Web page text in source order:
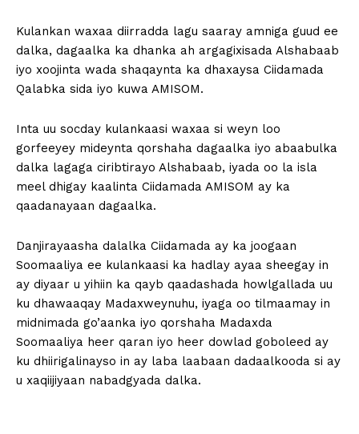
Kulankan waxaa diirradda lagu saaray amniga guud ee
dalka, dagaalka ka dhanka ah argagixisada Alshabaab
iyo xoojinta wada shaqaynta ka dhaxaysa Ciidamada
Qalabka sida iyo kuwa AMISOM.
Inta uu socday kulankaasi waxaa si weyn loo
gorfeeyey mideynta qorshaha dagaalka iyo abaabulka
dalka lagaga ciribtirayo Alshabaab, iyada oo la isla
meel dhigay kaalinta Ciidamada AMISOM ay ka
qaadanayaan dagaalka.
Danjirayaasha dalalka Ciidamada ay ka joogaan
Soomaaliya ee kulankaasi ka hadlay ayaa sheegay in
ay diyaar u yihiin ka qayb qaadashada howlgallada uu
ku dhawaaqay Madaxweynuhu, iyaga oo tilmaamay in
midnimada go’aanka iyo qorshaha Madaxda
Soomaaliya heer qaran iyo heer dowlad goboleed ay
ku dhiirigalinayso in ay laba laabaan dadaalkooda si ay
u xaqiijiyaan nabadgyada dalka.